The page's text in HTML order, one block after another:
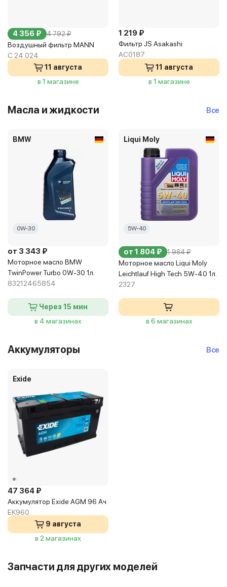
4 356 ₽ 4 792 ₽
Воздушный фильтр MANN
C 24 024
11 августа
в 1 магазине
1 219 ₽
Фильтр JS Asakashi
AC0187
11 августа
в 1 магазине
Масла и жидкости Все
BMW
0W-30
от 3 343 ₽
Моторное масло BMW
TwinPower Turbo 0W-30 1л.
83212465854
Через 15 мин
в 4 магазинах
Liqui Moly
5W-40
от 1 804 ₽ 1 984 ₽
Моторное масло Liqui Moly
Leichtlauf High Tech 5W-40 1л.
2327
в 6 магазинах
Аккумуляторы Все
Exide
47 364 ₽
Аккумулятор Exide AGM 96 Ач
EK960
9 августа
в 2 магазинах
Запчасти для других моделей